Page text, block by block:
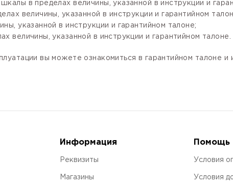
в пределах величины, указанной в инструкции и
величины, указанной в инструкции и гарантийном
указанной в инструкции и гарантийном талоне;
величины, указанной в инструкции и гарантийном талоне.
вы можете ознакомиться в гарантийном талоне
Информация
Реквизиты
Магазины
Помощь
Условия
Условия